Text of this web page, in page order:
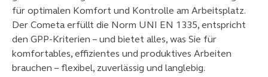
für optimalen Komfort und Kontrolle am Arbeitsplatz.
Der Cometa erfüllt die Norm UNI EN 1335, entspricht
den GPP-Kriterien – und bietet alles, was Sie für
komfortables, effizientes und produktives Arbeiten
brauchen – flexibel, zuverlässig und langlebig.